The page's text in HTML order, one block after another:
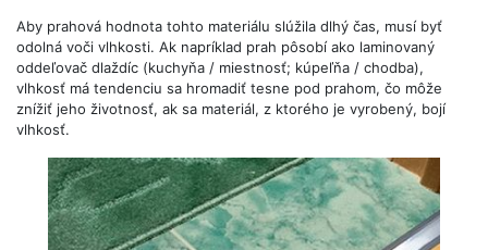
Aby prahová hodnota tohto materiálu slúžila dlhý čas, musí byť
odolná voči vlhkosti. Ak napríklad prah pôsobí ako laminovaný
oddeľovač dlaždíc (kuchyňa / miestnosť; kúpeľňa / chodba),
vlhkosť má tendenciu sa hromadiť tesne pod prahom, čo môže
znížiť jeho životnosť, ak sa materiál, z ktorého je vyrobený, bojí
vlhkosť.